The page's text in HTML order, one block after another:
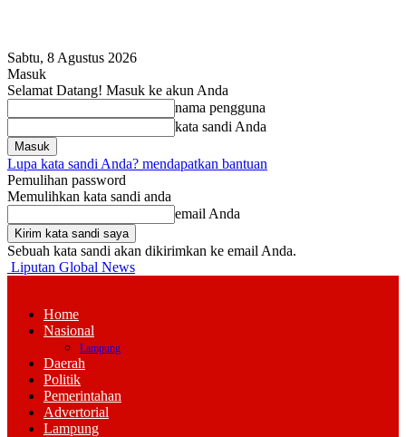
Sabtu, 8 Agustus 2026
Masuk
Selamat Datang! Masuk ke akun Anda
nama pengguna
kata sandi Anda
Lupa kata sandi Anda? mendapatkan bantuan
Pemulihan password
Memulihkan kata sandi anda
email Anda
Sebuah kata sandi akan dikirimkan ke email Anda.
Liputan Global News
Home
Nasional
Lampung
Daerah
Politik
Pemerintahan
Advertorial
Lampung